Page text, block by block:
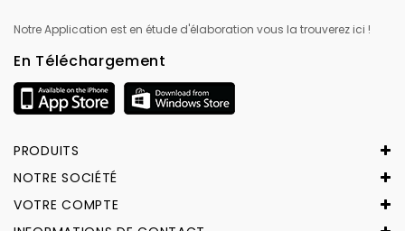
Notre Application est en étude d'élaboration vous la trouverez ici !
En Téléchargement
PRODUITS
NOTRE SOCIÉTÉ
VOTRE COMPTE